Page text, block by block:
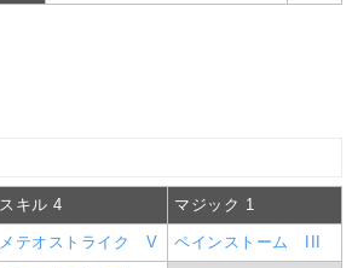
スキル 4 マジック 1
メテオストライク V ペインストーム III